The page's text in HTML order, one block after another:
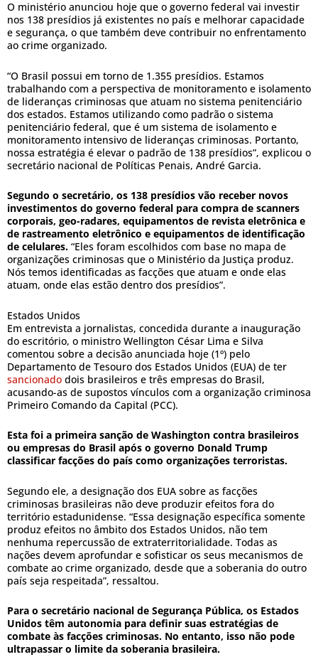
O ministério anunciou hoje que o governo federal vai investir
nos 138 presídios já existentes no país e melhorar capacidade
e segurança, o que também deve contribuir no enfrentamento
ao crime organizado.
“O Brasil possui em torno de 1.355 presídios. Estamos
trabalhando com a perspectiva de monitoramento e isolamento
de lideranças criminosas que atuam no sistema penitenciário
dos estados. Estamos utilizando como padrão o sistema
penitenciário federal, que é um sistema de isolamento e
monitoramento intensivo de lideranças criminosas. Portanto,
nossa estratégia é elevar o padrão de 138 presídios”, explicou o
secretário nacional de Políticas Penais, André Garcia.
Segundo o secretário, os 138 presídios vão receber novos
investimentos do governo federal para compra de scanners
corporais, geo-radares, equipamentos de revista eletrônica e
de rastreamento eletrônico e equipamentos de identificação
de celulares. “Eles foram escolhidos com base no mapa de
organizações criminosas que o Ministério da Justiça produz.
Nós temos identificadas as facções que atuam e onde elas
atuam, onde elas estão dentro dos presídios”.
Estados Unidos
Em entrevista a jornalistas, concedida durante a inauguração
do escritório, o ministro Wellington César Lima e Silva
comentou sobre a decisão anunciada hoje (1º) pelo
Departamento de Tesouro dos Estados Unidos (EUA) de ter
sancionado dois brasileiros e três empresas do Brasil,
acusando-as de supostos vínculos com a organização criminosa
Primeiro Comando da Capital (PCC).
Esta foi a primeira sanção de Washington contra brasileiros
ou empresas do Brasil após o governo Donald Trump
classificar facções do país como organizações terroristas.
Segundo ele, a designação dos EUA sobre as facções
criminosas brasileiras não deve produzir efeitos fora do
território estadunidense. “Essa designação específica somente
produz efeitos no âmbito dos Estados Unidos, não tem
nenhuma repercussão de extraterritorialidade. Todas as
nações devem aprofundar e sofisticar os seus mecanismos de
combate ao crime organizado, desde que a soberania do outro
país seja respeitada”, ressaltou.
Para o secretário nacional de Segurança Pública, os Estados
Unidos têm autonomia para definir suas estratégias de
combate às facções criminosas. No entanto, isso não pode
ultrapassar o limite da soberania brasileira.